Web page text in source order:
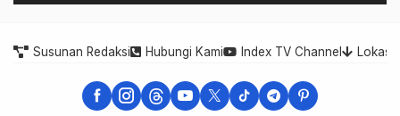
Susunan Redaksi Hubungi Kami Index TV Channel Lokasi